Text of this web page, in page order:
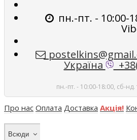
пн.-пт. - 10:00-
Україна
пн.-пт. - 10:00-18:00, сб-нд.
Про нас Оплата Доставка Акція!
Всюди